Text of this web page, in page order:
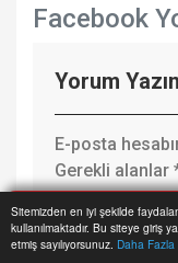
Sitemizden en iyi şekilde
kullanılmaktadır. Bu siteye giriş
etmiş sayılıyorsunuz. Daha Fazla
Facebook
Yorum Yazın
E-posta
Gerekli alanlar
Anasayfa Yazarlar